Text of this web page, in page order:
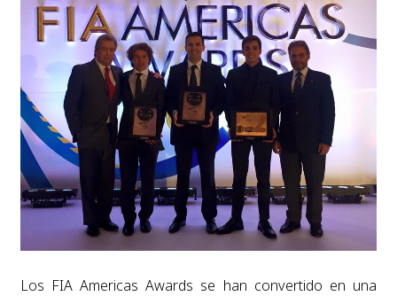
Los FIA Americas Awards se han convertido en una